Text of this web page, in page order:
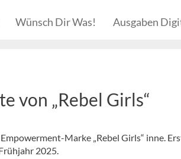
Wünsch Dir Was! Ausgaben
von „Rebel Girls“
Marke „Rebel Girls“ inne.
2025.